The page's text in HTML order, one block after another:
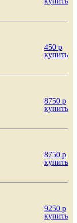
450 p
купить
8750 p
купить
8750 p
купить
9250 p
купить